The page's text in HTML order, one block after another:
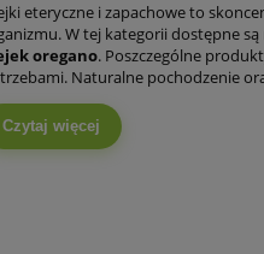
eteryczne i zapachowe to
W tej kategorii dostępne
oregano. Poszczególne
Naturalne pochodzenie
Czytaj więcej